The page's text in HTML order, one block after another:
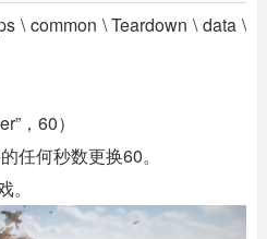
\ common \ Teardown \ data \
，60）
任何秒数更换60。